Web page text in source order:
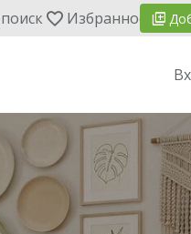
Избранное